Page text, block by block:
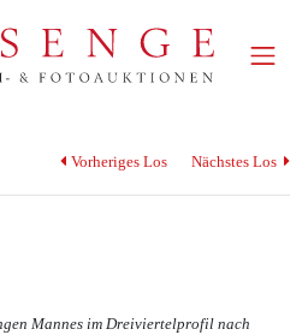
Vorheriges Los Nächstes Los
Mannes im Dreiviertelprofil nach